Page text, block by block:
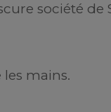
société de
les mains.